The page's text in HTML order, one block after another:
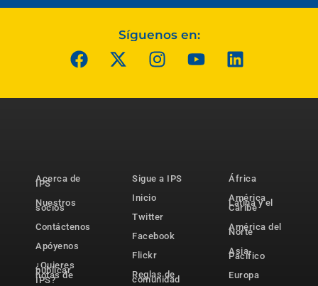
Síguenos en:
Acerca de
IPS
Nuestros
socios
Contáctenos
Apóyenos
¿Quieres
publicar
notas de
IPS?
Sigue a IPS
Inicio
Twitter
Facebook
Flickr
Reglas de
comunidad
África
América
Latina y el
Caribe
América del
Norte
Asia-
Pacífico
Europa